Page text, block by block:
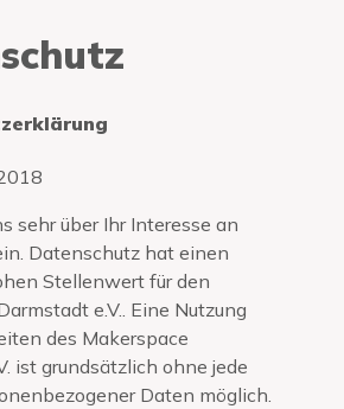
sehr über Ihr Interesse an
Datenschutz hat einen
Stellenwert für den
e.V.. Eine Nutzung
des Makerspace
ist grundsätzlich ohne jede
Daten möglich.